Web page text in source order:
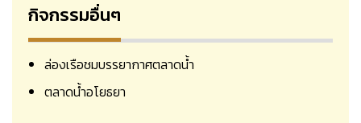
กิจกรรมอื่นๆ
ล่องเรือชมบรรยากาศตลาดน้ำ
ตลาดน้ำอโยธยา